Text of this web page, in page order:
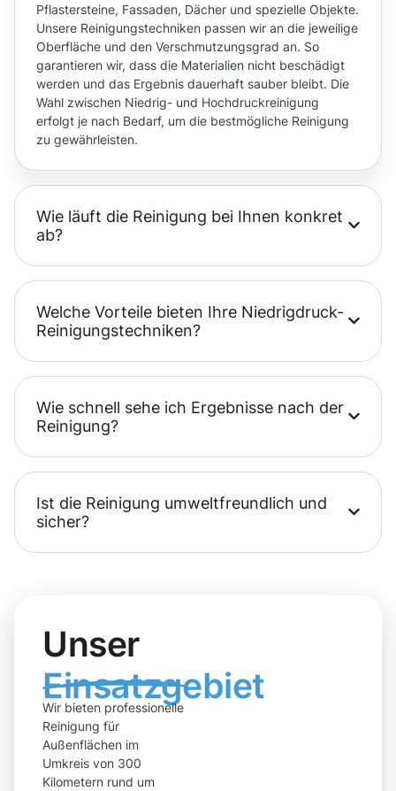
Pflastersteine, Fassaden, Dächer und spezielle Objekte.
Unsere Reinigungstechniken passen wir an die jeweilige
Oberfläche und den Verschmutzungsgrad an. So
garantieren wir, dass die Materialien nicht beschädigt
werden und das Ergebnis dauerhaft sauber bleibt. Die
Wahl zwischen Niedrig- und Hochdruckreinigung
erfolgt je nach Bedarf, um die bestmögliche Reinigung
zu gewährleisten.
Wie läuft die Reinigung bei Ihnen konkret
ab?
Welche Vorteile bieten Ihre Niedrigdruck-
Reinigungstechniken?
Wie schnell sehe ich Ergebnisse nach der
Reinigung?
Ist die Reinigung umweltfreundlich und
sicher?
Unser
Einsatzgebiet
Wir bieten professionelle
Reinigung für
Außenflächen im
Umkreis von 300
Kilometern rund um